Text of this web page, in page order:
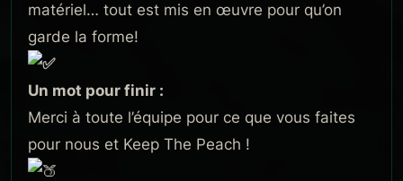
matériel… tout est mis en œuvre pour qu’on
garde la forme!
Un mot pour finir :
Merci à toute l’équipe pour ce que vous faites
pour nous et Keep The Peach !